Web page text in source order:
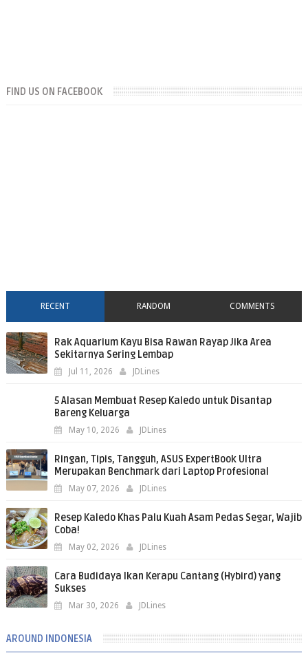
FIND US ON FACEBOOK
RECENT RANDOM COMMENTS
Rak Aquarium Kayu Bisa Rawan Rayap Jika Area
Sekitarnya Sering Lembap
Jul 11, 2026 JDLines
5 Alasan Membuat Resep Kaledo untuk Disantap
Bareng Keluarga
May 10, 2026 JDLines
Ringan, Tipis, Tangguh, ASUS ExpertBook Ultra
Merupakan Benchmark dari Laptop Profesional
May 07, 2026 JDLines
Resep Kaledo Khas Palu Kuah Asam Pedas Segar, Wajib
Coba!
May 02, 2026 JDLines
Cara Budidaya Ikan Kerapu Cantang (Hybird) yang
Sukses
Mar 30, 2026 JDLines
AROUND INDONESIA